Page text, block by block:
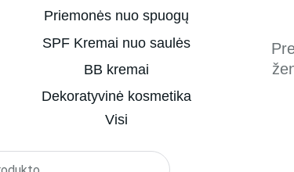
SPF Kremai nuo saulės
Priemonės nuo spuogų
Visi
BB kremai
Dekoratyvinė kosmetika